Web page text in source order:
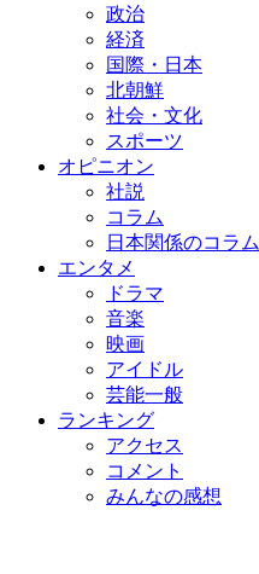
政治
経済
国際・日本
北朝鮮
社会・文化
スポーツ
オピニオン
社説
コラム
日本関係のコラム
エンタメ
ドラマ
音楽
映画
アイドル
芸能一般
ランキング
アクセス
コメント
みんなの感想